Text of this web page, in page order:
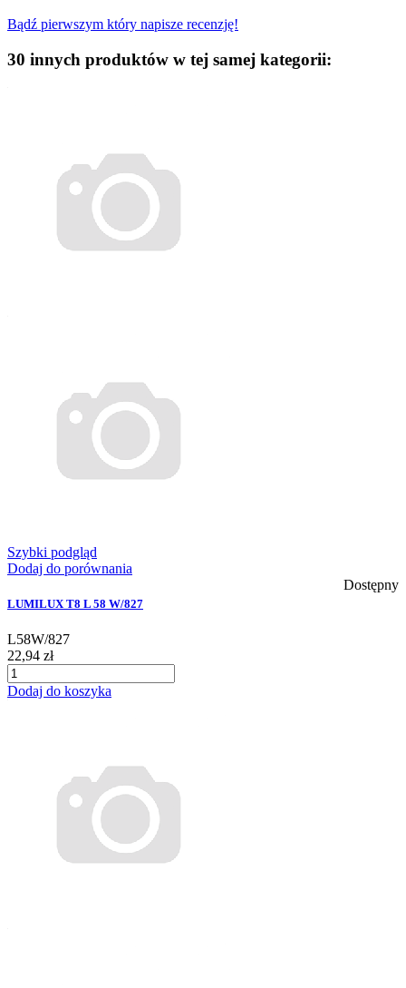
Bądź pierwszym który napisze recenzję!
30 innych produktów w tej samej kategorii:
Szybki podgląd
Dodaj do porównania
Dostępny
LUMILUX T8 L 58 W/827
L58W/827
22,94 zł
Dodaj do koszyka